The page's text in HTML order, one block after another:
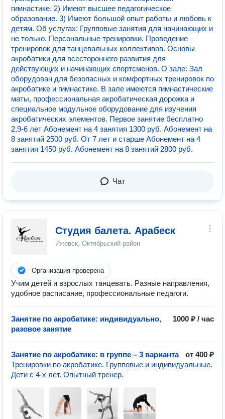
гимнастике. 2) Имеют высшее педагогическое
образование. 3) Имеют большой опыт работы и любовь к
детям. Об услугах: Групповые занятия для начинающих и
не только. Персональные тренировки. Проведение
тренировок для танцевальных коллективов. Основы
акробатики для всестороннего развития для
действующих и начинающих спортсменов. О зале: Зал
оборудован для безопасных и комфортных тренировок по
акробатике и гимнастике. В зале имеются гимнастические
маты, профессиональная акробатическая дорожка и
специальное модульное оборудование для изучения
акробатических элементов. Первое занятие бесплатно
2,9-6 лет Абонемент на 4 занятия 1300 руб. Абонемент на
8 занятий 2500 руб. От 7 лет и старше Абонемент на 4
занятия 1450 руб. Абонемент на 8 занятий 2800 руб.
Чат
Студия балета. Арабеск
Ижевск, Октябрьский район
Организация проверена
Учим детей и взрослых танцевать. Разные направления,
удобное расписание, профессиональные педагоги.
Занятие по акробатике: индивидуально,
разовое занятие
1000 ₽ / час
Занятие по акробатике: в группе – 3 варианта
от 400 ₽
Тренировки по акробатике. Групповые и индивидуальные.
Дети с 4-х лет. Опытный тренер.